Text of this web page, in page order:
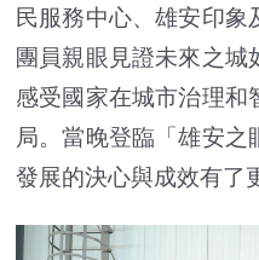
民服務中心、雄安印象
團員親眼見證未來之城
感受國家在城市治理和
局。當晚登臨「雄安之
發展的決心與成效有了